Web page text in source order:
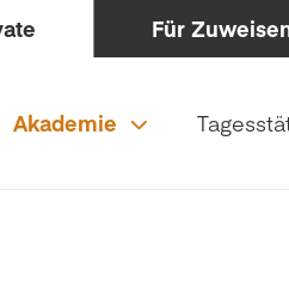
Für
Akademie